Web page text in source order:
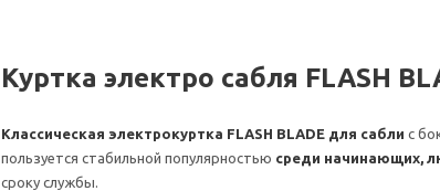
Куртка электро сабля FLASH
Классическая электрокуртка FLASH BLADE для сабли с
пользуется стабильной популярностью среди начинающих,
сроку службы.